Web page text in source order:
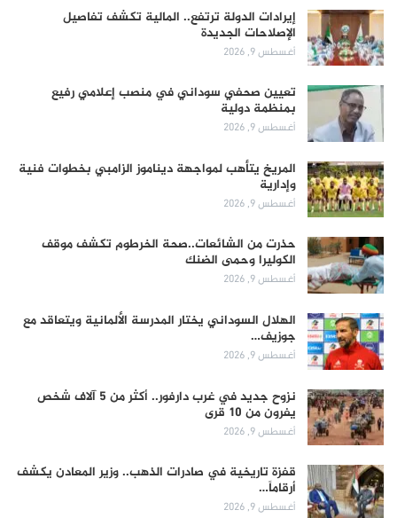
إيرادات الدولة ترتفع.. المالية تكشف تفاصيل
الإصلاحات الجديدة
أغسطس 9, 2026
تعيين صحفي سوداني في منصب إعلامي رفيع
بمنظمة دولية
أغسطس 9, 2026
المريخ يتأهب لمواجهة ديناموز الزامبي بخطوات فنية
وإدارية
أغسطس 9, 2026
حذرت من الشائعات..صحة الخرطوم تكشف موقف
الكوليرا وحمى الضنك
أغسطس 9, 2026
الهلال السوداني يختار المدرسة الألمانية ويتعاقد مع
جوزيف…
أغسطس 9, 2026
نزوح جديد في غرب دارفور.. أكثر من 5 آلاف شخص
يفرون من 10 قرى
أغسطس 9, 2026
قفزة تاريخية في صادرات الذهب.. وزير المعادن يكشف
أرقاماً…
أغسطس 9, 2026